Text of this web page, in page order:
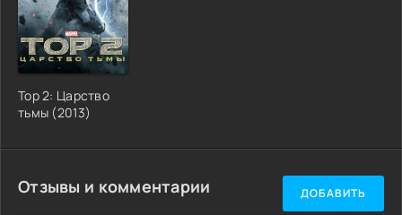
Тор 2: Царство
тьмы (2013)
Отзывы и комментарии ДОБАВИТЬ